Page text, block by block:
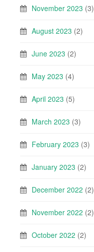
November 2023 (3)
August 2023 (2)
June 2023 (2)
May 2023 (4)
April 2023 (5)
March 2023 (3)
February 2023 (3)
January 2023 (2)
December 2022 (2)
November 2022 (2)
October 2022 (2)